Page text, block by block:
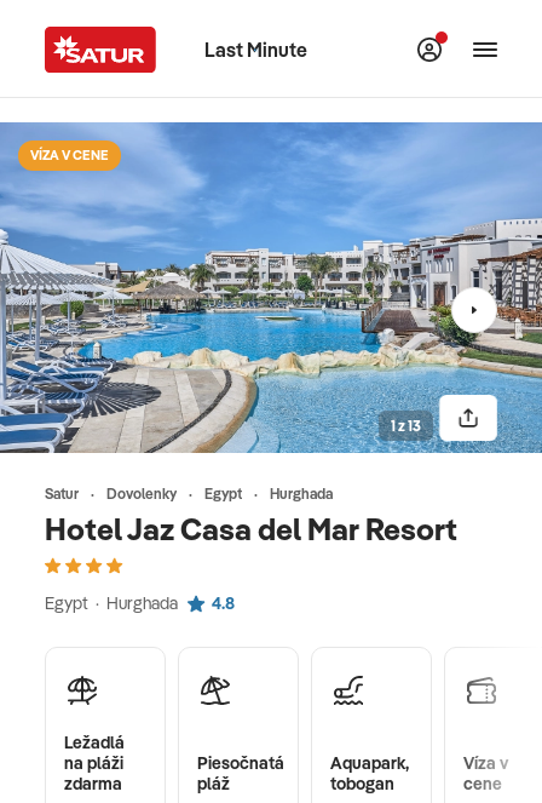
Last Minute
Satur Dovolenky Egypt Hurghada
Hotel Jaz Casa del Mar Resort
Egypt · Hurghada 4.8
VÍZA V CENE
1 z 13
Ležadlá
na pláži
zdarma
Piesočnatá
pláž
Aquapark,
tobogan
Víza v
cene